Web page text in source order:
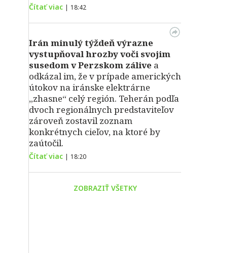
Čítať viac | 18:42
Irán minulý týždeň výrazne
vystupňoval hrozby voči svojim
susedom v Perzskom zálive a
odkázal im, že v prípade amerických
útokov na iránske elektrárne
„zhasne“ celý región. Teherán podľa
dvoch regionálnych predstaviteľov
zároveň zostavil zoznam
konkrétnych cieľov, na ktoré by
zaútočil.
Čítať viac | 18:20
ZOBRAZIŤ VŠETKY